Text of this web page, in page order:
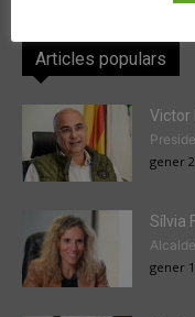
Articles populars
Victor
gener
Sílvia
gener